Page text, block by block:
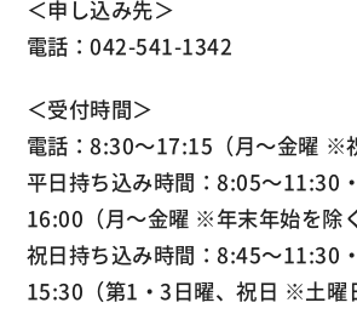
＜申し込み先＞
電話：042-541-1342
＜受付時間＞
電話：8:30～17:15（月～金曜 ※
平日持ち込み時間：8:05～11:30
16:00（月～金曜 ※年末年始を除
祝日持ち込み時間：8:45～11:30
15:30（第1・3日曜、祝日 ※土曜